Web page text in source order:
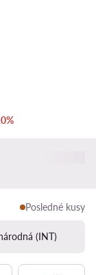
Posledné kusy
(INT)